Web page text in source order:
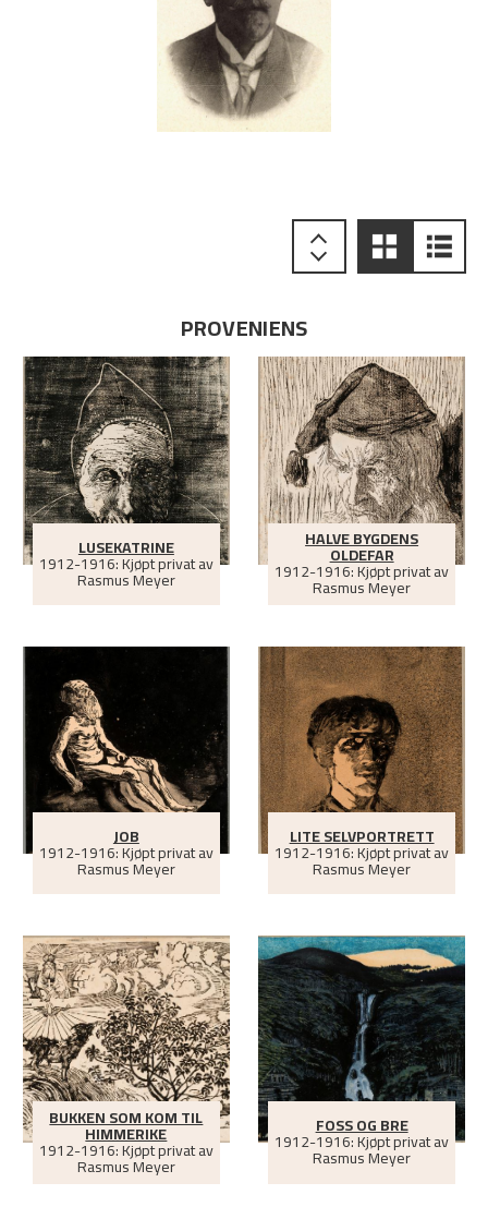
PROVENIENS
LUSEKATRINE
1912-1916: Kjøpt privat av
Rasmus Meyer
HALVE BYGDENS
OLDEFAR
1912-1916: Kjøpt privat av
Rasmus Meyer
JOB
1912-1916: Kjøpt privat av
Rasmus Meyer
LITE SELVPORTRETT
1912-1916: Kjøpt privat av
Rasmus Meyer
BUKKEN SOM KOM TIL
HIMMERIKE
1912-1916: Kjøpt privat av
Rasmus Meyer
FOSS OG BRE
1912-1916: Kjøpt privat av
Rasmus Meyer